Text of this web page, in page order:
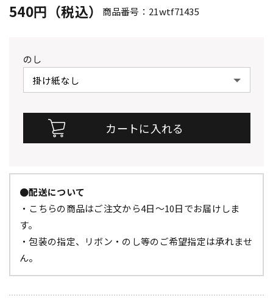
540円（税込） 商品番号：21wtf71435
のし
●配送について
・こちらの商品はご注文から4日～10日でお届けしま
す。
・包装の指定、リボン・のし等のご希望指定は承れませ
ん。